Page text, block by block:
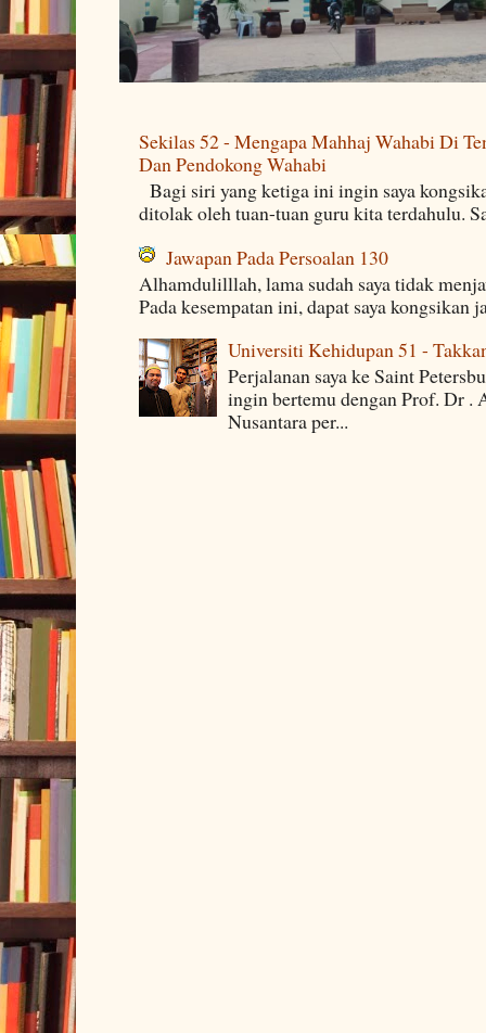
Sekilas 52 - Mengapa Mahhaj Wahabi Di
Dan Pendokong Wahabi
Bagi siri yang ketiga ini ingin saya
ditolak oleh tuan-tuan guru kita terdahulu.
Jawapan Pada Persoalan 130
Alhamdulilllah, lama sudah saya tidak
Pada kesempatan ini, dapat saya kongsikan
Universiti Kehidupan 51 -
Perjalanan saya ke Saint
ingin bertemu dengan Prof. Dr
Nusantara per...